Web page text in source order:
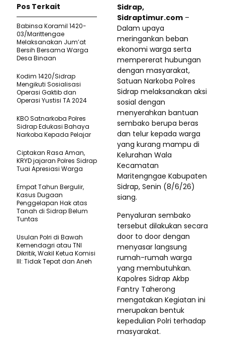
Sidrap,
Sidraptimur.com –
Dalam upaya
meringankan beban
ekonomi warga serta
mempererat hubungan
dengan masyarakat,
Satuan Narkoba Polres
Sidrap melaksanakan aksi
sosial dengan
menyerahkan bantuan
sembako berupa beras
dan telur kepada warga
yang kurang mampu di
Kelurahan Wala
Kecamatan
Maritengngae Kabupaten
Sidrap, Senin (8/6/26)
siang.
Penyaluran sembako
tersebut dilakukan secara
door to door dengan
menyasar langsung
rumah-rumah warga
yang membutuhkan.
Kapolres Sidrap Akbp
Fantry Taherong
mengatakan Kegiatan ini
merupakan bentuk
kepedulian Polri terhadap
masyarakat.
Pos Terkait
Babinsa Koramil 1420-
03/Marittengae
Melaksanakan Jum’at
Bersih Bersama Warga
Desa Binaan
Kodim 1420/Sidrap
Mengikuti Sosialisasi
Operasi Gaktib dan
Operasi Yustisi TA 2024
KBO Satnarkoba Polres
Sidrap Edukasi Bahaya
Narkoba Kepada Pelajar
Ciptakan Rasa Aman,
KRYD jajaran Polres Sidrap
Tuai Apresiasi Warga
Empat Tahun Bergulir,
Kasus Dugaan
Penggelapan Hak atas
Tanah di Sidrap Belum
Tuntas
Usulan Polri di Bawah
Kemendagri atau TNI
Dikritik, Wakil Ketua Komisi
III: Tidak Tepat dan Aneh